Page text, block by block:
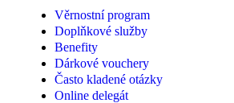
Věrnostní program
Doplňkové služby
Benefity
Dárkové vouchery
Často kladené otázky
Online delegát